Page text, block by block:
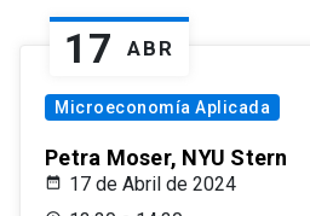
17 ABR
Microeconomía Aplicada
Petra Moser, NYU Stern
17 de Abril de 2024